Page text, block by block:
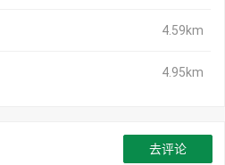
4.59km
4.95km
去评论